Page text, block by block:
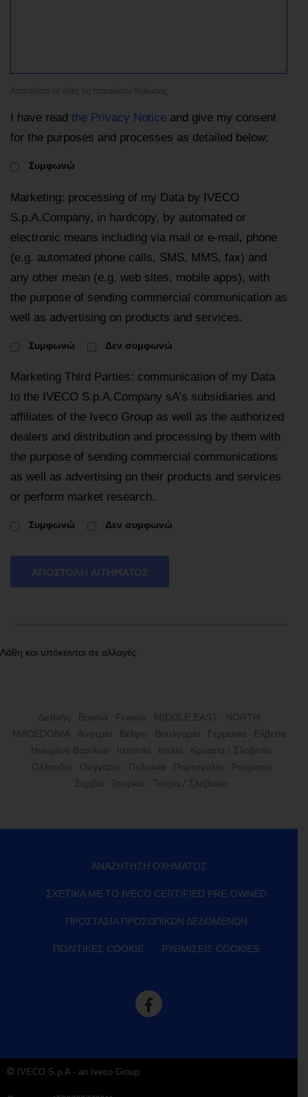
Απαντήστε σε όλες τις παρακάτω δηλώσεις
I have read the Privacy Notice and give my consent
for the purposes and processes as detailed below:
Συμφωνώ
Marketing: processing of my Data by IVECO
S.p.A.Company, in hardcopy, by automated or
electronic means including via mail or e-mail, phone
(e.g. automated phone calls, SMS, MMS, fax) and
any other mean (e.g. web sites, mobile apps), with
the purpose of sending commercial communication as
well as advertising on products and services.
Συμφωνώ Δεν συμφωνώ
Marketing Third Parties: communication of my Data
to the IVECO S.p.A.Company sA’s subsidiaries and
affiliates of the Iveco Group as well as the authorized
dealers and distribution and processing by them with
the purpose of sending commercial communications
as well as advertising on their products and services
or perform market research.
Συμφωνώ Δεν συμφωνώ
ΑΠΟΣΤΟΛΉ ΑΙΤΉΜΑΤΟΣ
Λάθη και υπόκεινται σε αλλαγές.
Διεθνής Bosnia France MIDDLE EAST
NORTH
MACEDONIA
Αυστρία Βέλγιο Βουλγαρία Γερμανία
Ελβετία
Ηνωμένο Βασίλειο
Ισπανία Ιταλία
Κροατία / Σλοβενία
Ολλανδία
Ουγγαρία Πολωνία Πορτογαλία
Ρουμανία
Σερβία
Τουρκία Τσεχία / Σλοβακία
ΑΝΑΖΉΤΗΣΗ ΟΧΉΜΑΤΟΣ
ΣΧΕΤΙΚΆ ΜΕ ΤΟ IVECO CERTIFIED PRE-OWNED
ΠΡΟΣΤΑΣΊΑ ΠΡΟΣΩΠΙΚΏΝ ΔΕΔΟΜΈΝΩΝ
ΠΟΛΙΤΙΚΈΣ COOKIE ΡΥΘΜΊΣΕΙΣ COOKIES
IVECO S.p.A - an Iveco Group